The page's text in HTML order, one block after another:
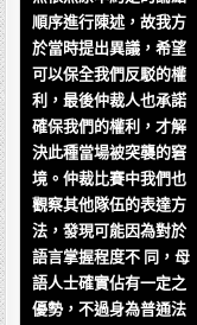
順序進行陳述，故我方
於當時提出異議，希望
可以保全我們反駁的權
利，最後仲裁人也承諾
確保我們的權利，才解
決此種當場被突襲的窘
境。仲裁比賽中我們也
觀察其他隊伍的表達方
法，發現可能因為對於
語言掌握程度不 同，母
語人士確實佔有一定之
優勢，不過身為普通法